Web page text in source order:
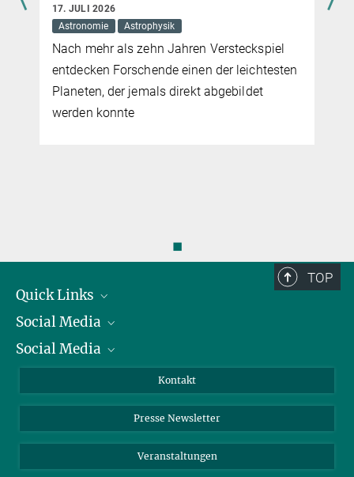
unser Handeln unterschiedlich prägen.
Die Vielfalt der Blätter
11. JANUAR 2021
Miltos Tsiantis vom Max-Planck-Institut für
Genen, die das Blattwachstum steuern. Ein zentrales
Steuerelement haben sie dabei schon gefunden
17. JULI 2026
Astronomie
Astrophysik
Nach mehr als zehn Jahren Versteckspiel
entdecken Forschende einen der leichtesten
Planeten, der jemals direkt abgebildet
werden konnte
◼
TOP
Quick Links
Präsident
Zahlen und Fakten
Social Media
Bluesky
TikTok
Social Media
Instagram
YouTube
Kontakt
Presse Newsletter
Veranstaltungen